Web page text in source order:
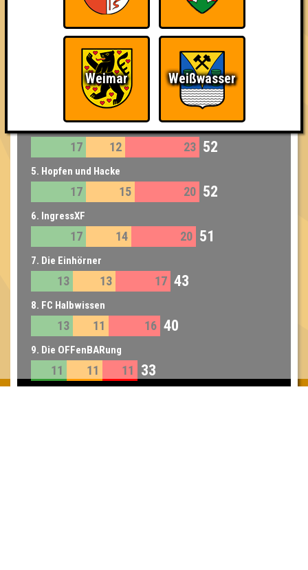
14 24 54
3. Las Patatas
17 21 54
4. Skat Deluxe 2020
16 20 53
17 12 23 52
5. Hopfen und Hacke
17 15 20 52
6. IngressXF
17 14 20 51
7. Die Einhörner
13 13 17 43
8. FC Halbwissen
13 11 16 40
9. Die OFFenBARung
11 11 11 33
Weimar Weißwasser